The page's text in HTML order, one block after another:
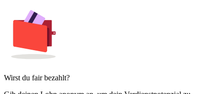
Wirst du fair bezahlt?